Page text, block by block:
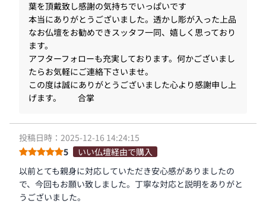
葉を頂戴致し感謝の気持ちでいっぱいです
本当にありがとうございました。透かし彫が入った上品
なお仏壇をお勧めできスッタフ一同、嬉しく思っており
ます。
アフターフォローも充実しております。何かございまし
たらお気軽にご連絡下さいませ。
この度は誠にありがとうございました心より感謝申し上
げます。 合掌
投稿日時：2025-12-16 14:24:15
5
いい仏壇経由で購入
以前とても親身に対応していただき安心感がありましたの
で、今回もお願い致しました。丁寧な対応と説明をありがと
うございました。